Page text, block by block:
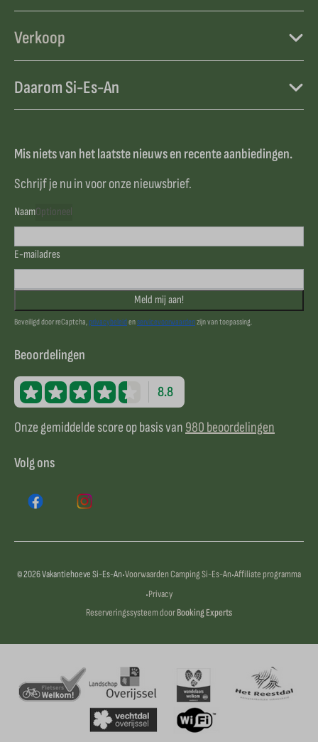
Verkoop
Daarom Si-Es-An
Mis niets van het laatste nieuws en recente aanbiedingen.
Schrijf je nu in voor onze nieuwsbrief.
NaamOptioneel
E-mailadres
Meld mij aan!
Beveiligd door reCaptcha,privacybeleidenservicevoorwaardenzijn van toepassing.
Beoordelingen
8.8
Onze gemiddelde score op basis van 980 beoordelingen
Volg ons
© 2026 Vakantiehoeve Si-Es-An·Voorwaarden Camping Si-Es-An·Affiliate programma
·Privacy
Reserveringssysteem doorBooking Experts